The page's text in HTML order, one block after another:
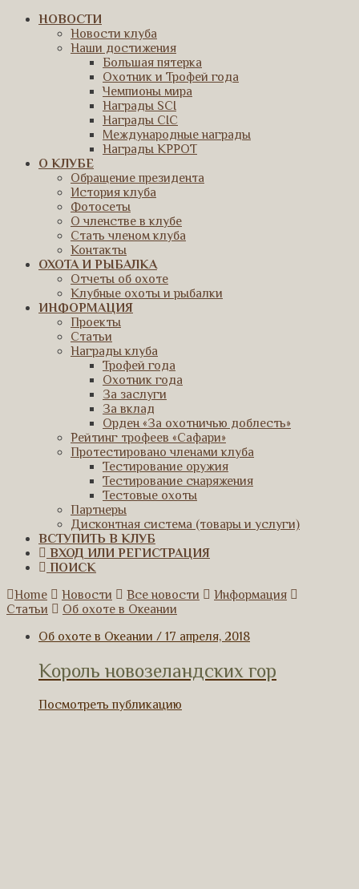
НОВОСТИ
Новости клуба
Наши достижения
Большая пятерка
Охотник и Трофей года
Чемпионы мира
Награды SCI
Награды CIC
Международные награды
Награды КРРОТ
О КЛУБЕ
Обращение президента
История клуба
Фотосеты
О членстве в клубе
Стать членом клуба
Контакты
ОХОТА И РЫБАЛКА
Отчеты об охоте
Клубные охоты и рыбалки
ИНФОРМАЦИЯ
Проекты
Статьи
Награды клуба
Трофей года
Охотник года
За заслуги
За вклад
Орден «За охотничью доблесть»
Рейтинг трофеев «Сафари»
Протестировано членами клуба
Тестирование оружия
Тестирование снаряжения
Тестовые охоты
Партнеры
Дисконтная система (товары и услуги)
ВСТУПИТЬ В КЛУБ
ВХОД ИЛИ РЕГИСТРАЦИЯ
ПОИСК
Home
Новости Все новости
Информация
Статьи
Об охоте в Океании
Об охоте в Океании / 17 апреля, 2018
Король новозеландских гор
Посмотреть публикацию